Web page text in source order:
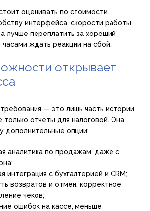
оценивать по стоимости
интерфейса, скорости работы
лучше переплатить за хороший
ждать реакции на сбой.
открывает
— это лишь часть истории.
отчеты для налоговой. Она
дополнительные опции:
аналитика по продажам, даже с
интеграция с бухгалтерией и CRM;
возвратов и отмен, корректное
чеков;
ошибок на кассе, меньше